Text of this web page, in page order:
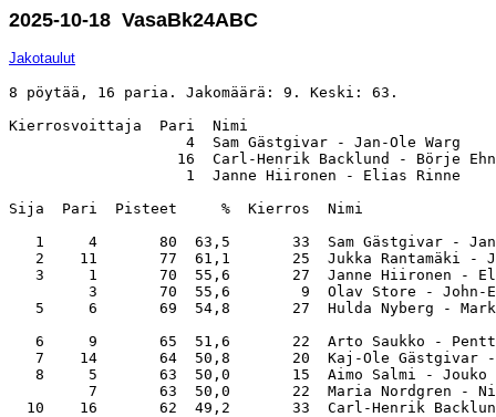
2025-10-18 VasaBk24ABC
Jakotaulut
8 pöytää, 16 paria. Jakomäärä: 9. Keski: 63.
Kierrosvoittaja  Pari  Nimi
4  Sam Gästgivar - Jan-Ole Warg
16  Carl-Henrik Backlund - Börje
1  Janne Hiironen - Elias Rinne
Sija  Pari  Pisteet     %  Kierros
1     4       80  63,5       33  Sam
2    11       77  61,1       25  Jukka
3     1       70  55,6       27  Janne
3       70  55,6        9  Olav Store -
5     6       69  54,8       27  Hulda Nyberg
6     9       65  51,6       22  Arto Saukko
7    14       64  50,8       20  Kaj-Ole
8     5       63  50,0       15  Aimo Salmi -
7       63  50,0       22  Maria
10    16       62  49,2       33  Carl-